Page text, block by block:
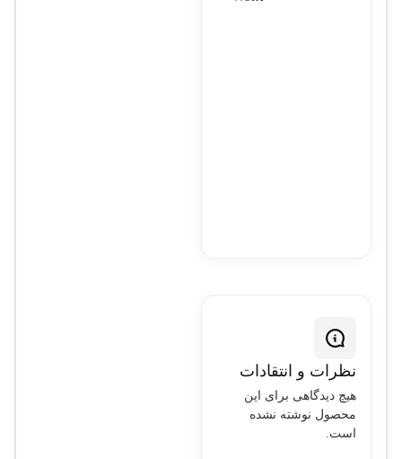
نظرات و انتقادات
هیچ دیدگاهی برای این
محصول نوشته نشده
است.